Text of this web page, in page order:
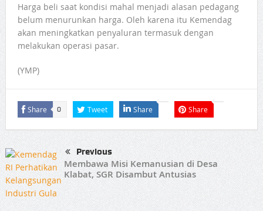
Harga beli saat kondisi mahal menjadi alasan pedagang
belum menurunkan harga. Oleh karena itu Kemendag
akan meningkatkan penyaluran termasuk dengan
melakukan operasi pasar.
(YMP)
Share 0 Tweet Share Share
Previous
Membawa Misi Kemanusian di Desa
Klabat, SGR Disambut Antusias